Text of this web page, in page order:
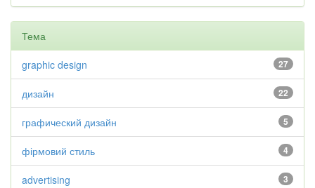
Тема
27
graphic design
22
дизайн
5
графический дизайн
4
фірмовий стиль
3
advertising